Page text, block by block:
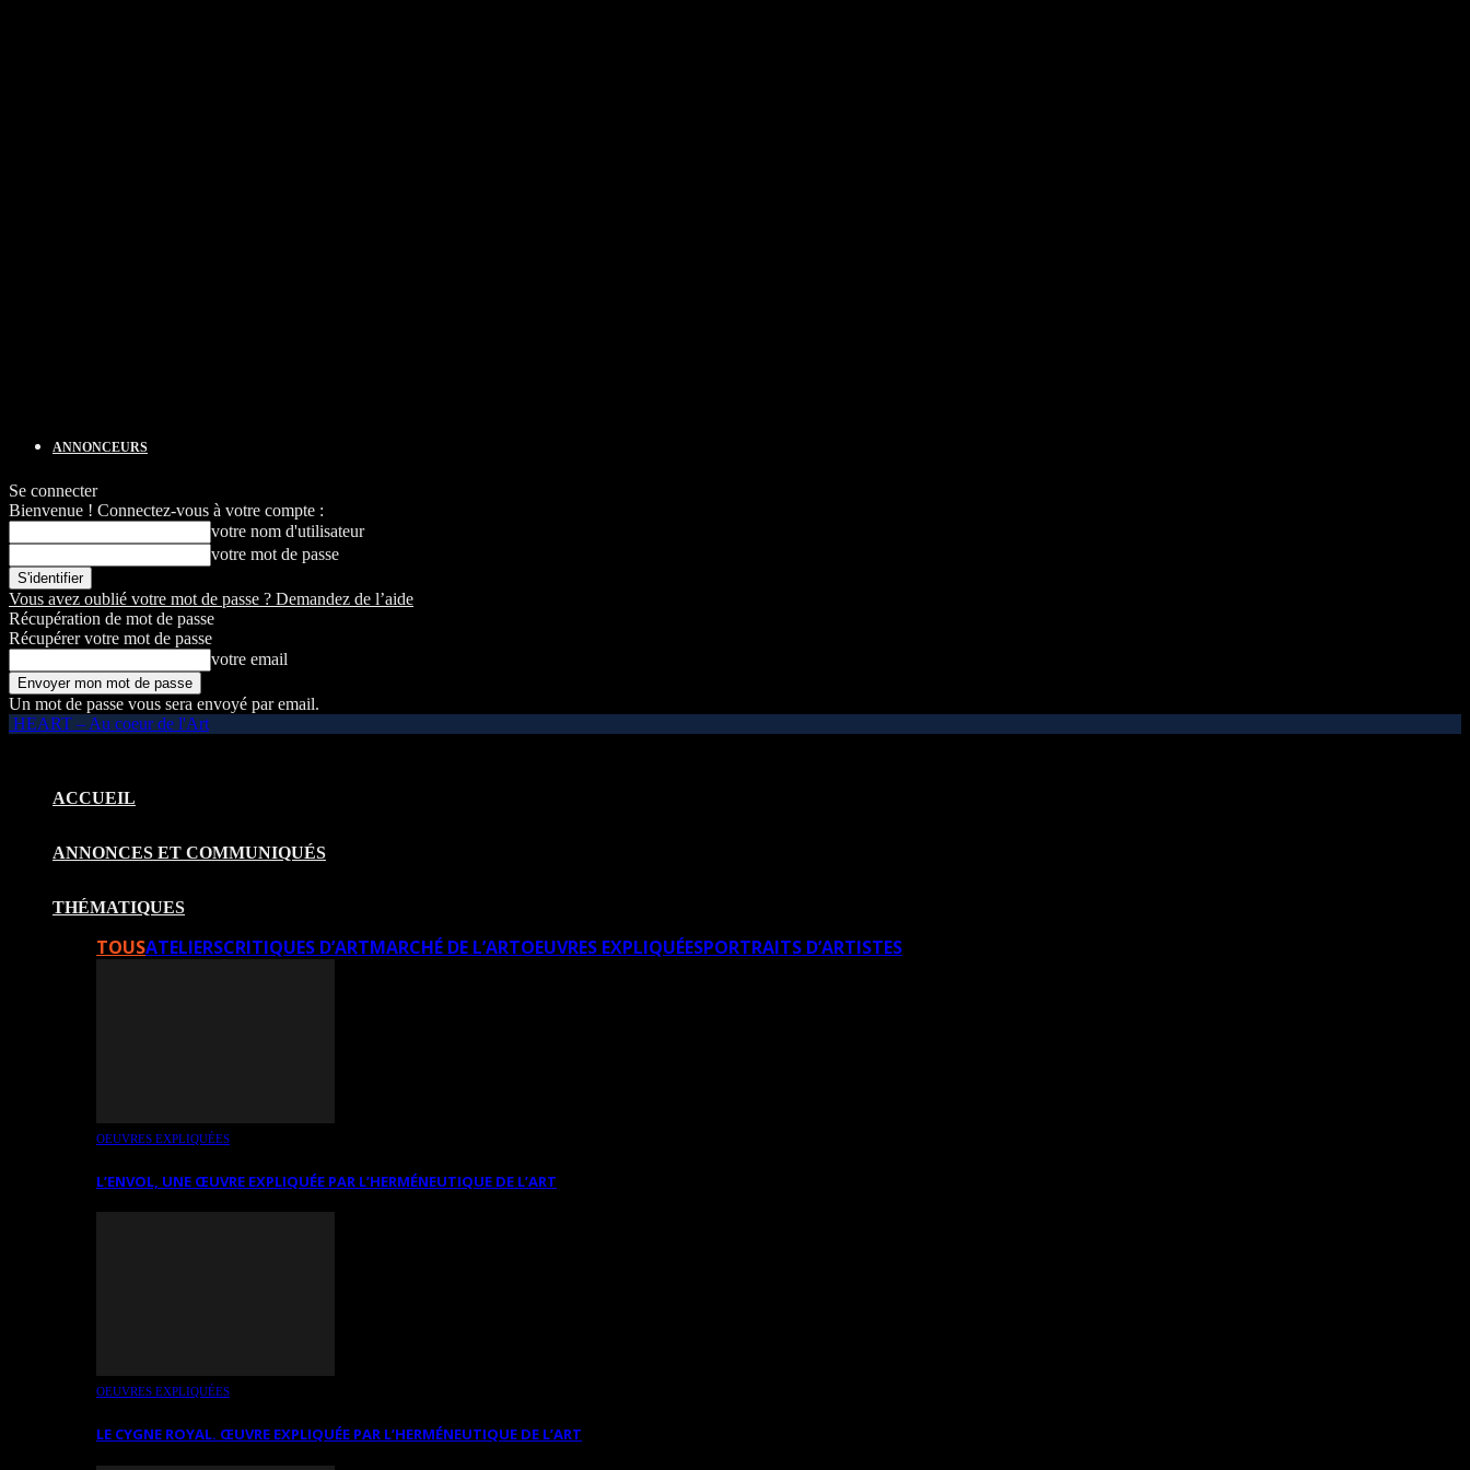
ANNONCEURS
Se connecter
Bienvenue ! Connectez-vous à votre compte :
votre nom d'utilisateur
votre mot de passe
Vous avez oublié votre mot de passe ? Demandez de l’aide
Récupération de mot de passe
Récupérer votre mot de passe
votre email
Un mot de passe vous sera envoyé par email.
HEART – Au coeur de l'Art
ACCUEIL
ANNONCES ET COMMUNIQUÉS
THÉMATIQUES
TOUSATELIERSCRITIQUES D’ARTMARCHÉ DE L’ARTOEUVRES EXPLIQUÉESPORTRAITS D’ARTISTES
OEUVRES EXPLIQUÉES
L’ENVOL, UNE ŒUVRE EXPLIQUÉE PAR L’HERMÉNEUTIQUE DE L’ART
OEUVRES EXPLIQUÉES
LE CYGNE ROYAL. ŒUVRE EXPLIQUÉE PAR L’HERMÉNEUTIQUE DE L’ART